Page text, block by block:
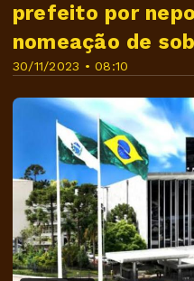
30/11/2023 • 08:10
prefeito por
nomeação de